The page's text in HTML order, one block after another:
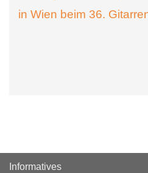
in Wien beim 36.
Informatives